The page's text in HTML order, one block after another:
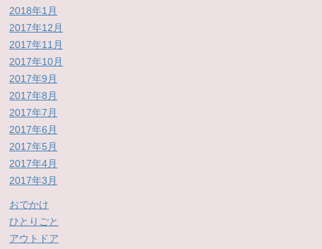
2018年1月
2017年12月
2017年11月
2017年10月
2017年9月
2017年8月
2017年7月
2017年6月
2017年5月
2017年4月
2017年3月
おでかけ
ひとりごと
アウトドア